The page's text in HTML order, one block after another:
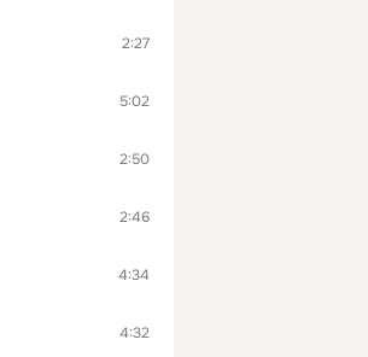
2:27
5:02
2:50
2:46
4:34
4:32